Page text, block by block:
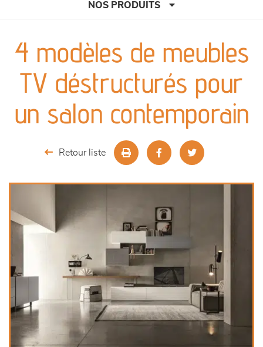
NOS PRODUITS
canapés et fauteuils
séjours
chambres et dressing
décoration
4 modèles de meubles
TV déstructurés pour
un salon contemporain
Retour liste